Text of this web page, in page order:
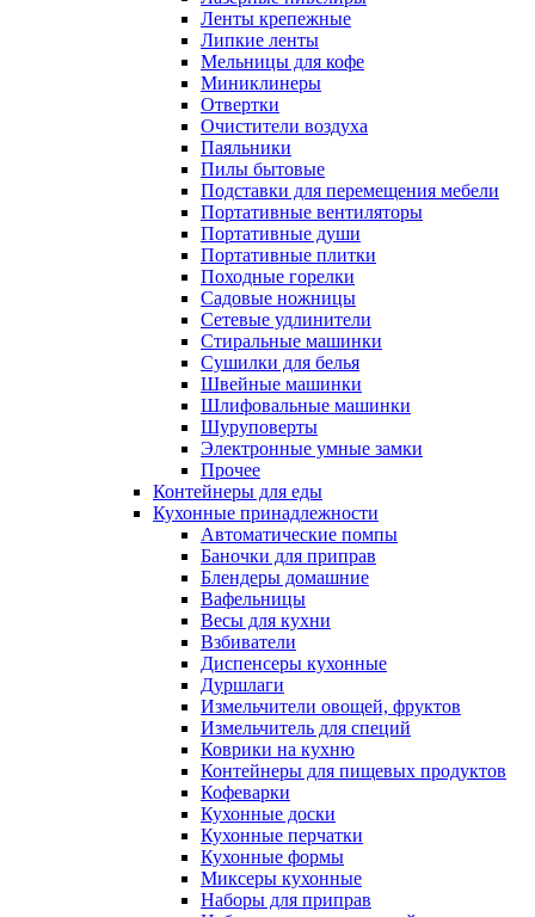
Ленты крепежные
Липкие ленты
Мельницы для кофе
Миниклинеры
Отвертки
Очистители воздуха
Паяльники
Пилы бытовые
Подставки для перемещения мебели
Портативные вентиляторы
Портативные души
Портативные плитки
Походные горелки
Садовые ножницы
Сетевые удлинители
Стиральные машинки
Сушилки для белья
Швейные машинки
Шлифовальные машинки
Шуруповерты
Электронные умные замки
Прочее
Контейнеры для еды
Кухонные принадлежности
Автоматические помпы
Баночки для приправ
Блендеры домашние
Вафельницы
Весы для кухни
Взбиватели
Диспенсеры кухонные
Дуршлаги
Измельчители овощей, фруктов
Измельчитель для специй
Коврики на кухню
Контейнеры для пищевых продуктов
Кофеварки
Кухонные доски
Кухонные перчатки
Кухонные формы
Миксеры кухонные
Наборы для приправ